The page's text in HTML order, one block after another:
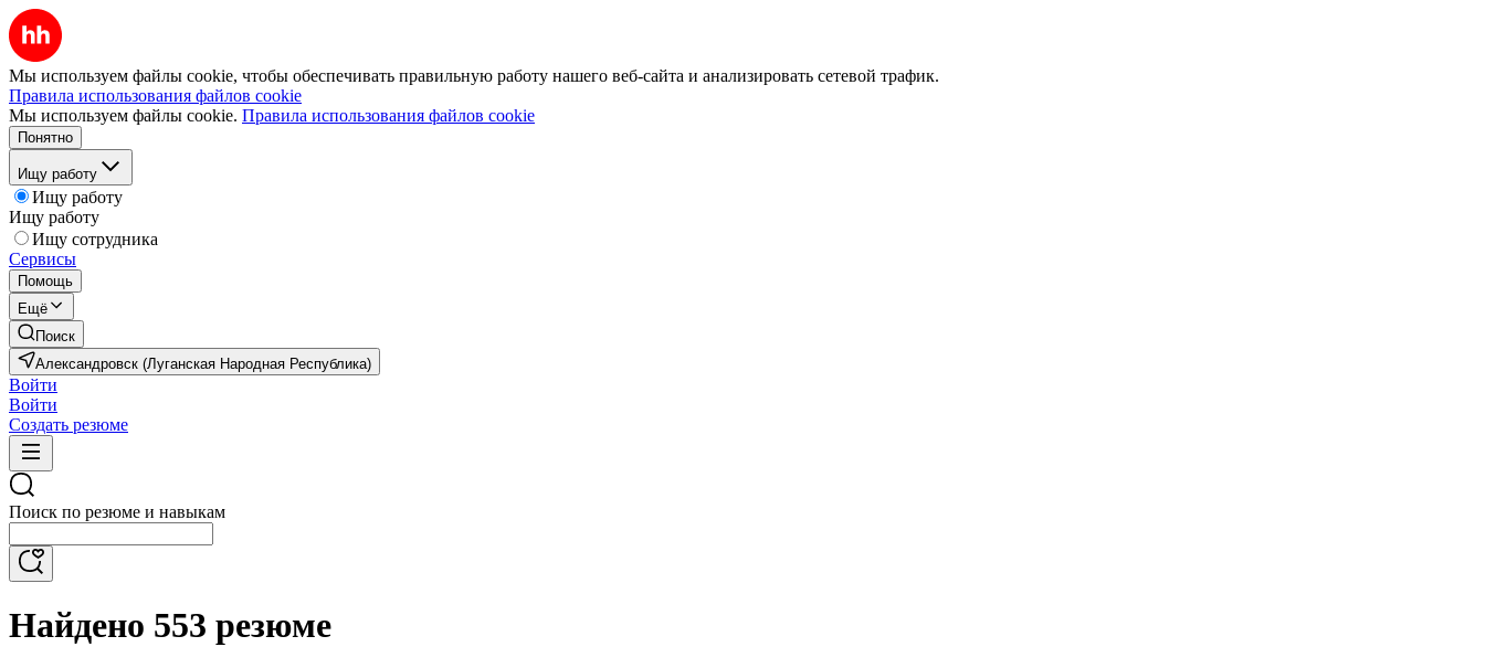
Мы используем файлы cookie, чтобы обеспечивать правильную работу нашего веб-сайта и анализировать сетевой трафик.
Правила использования файлов cookie
Мы используем файлы cookie. Правила использования файлов cookie
Понятно
Ищу работу
Ищу работу
Ищу работу
Ищу сотрудника
Сервисы
Помощь
Ещё
Поиск
Александровск (Луганская Народная Республика)
Войти
Войти
Создать резюме
Поиск по резюме и навыкам
Найдено 553 резюме